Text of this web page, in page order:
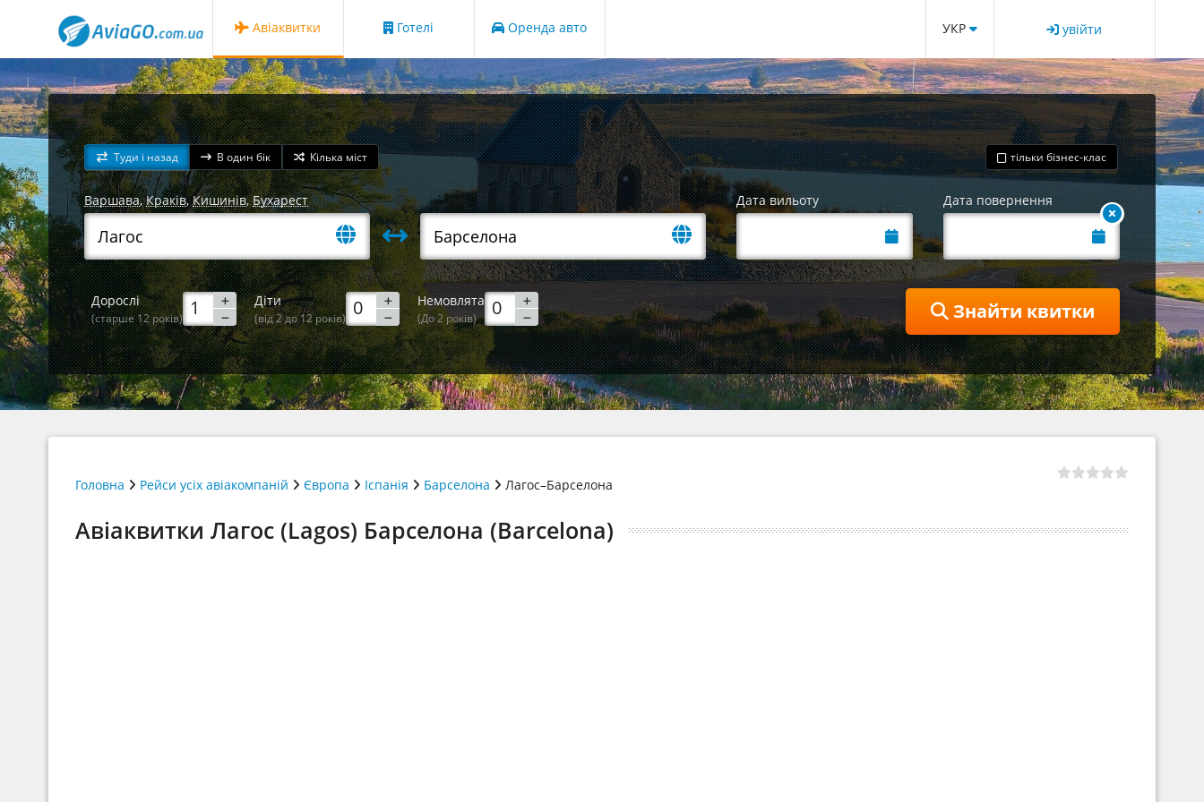
Авіаквитки Готелі Оренда авто УКР увійти
Туди і назад В один бік Кілька міст тільки бізнес-клас
Варшава,Краків,Кишинів,Бухарест Дата вильоту Дата повернення
Дорослі
(старше 12 років)
Діти
(від 2 до 12 років)
Немовлята
(До 2 років) Знайти квитки
Головна Рейси усіх авіакомпаній Європа Іспанія Барселона Лагос–Барселона
Авіаквитки Лагос (Lagos) Барселона (Barcelona)